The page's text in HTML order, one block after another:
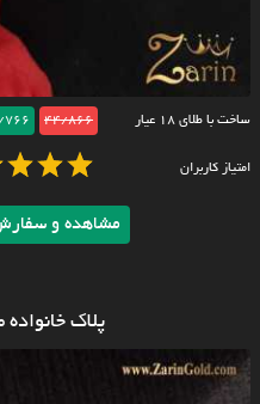
ساخت با طلای ۱۸ عیار 44/866
766
امتیاز کاربران
مشاهده و
پلاک خانواده